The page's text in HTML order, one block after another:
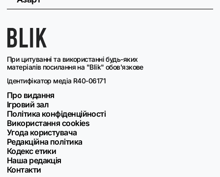
При цитуванні та використанні будь-яких
матеріалів посилання на "Blik" обов'язкове
Ідентифікатор медіа R40-06171
Про видання
Ігровий зал
Політика конфіденційності
Використання cookies
Угода користувача
Редакційна політика
Кодекс етики
Наша редакція
Контакти